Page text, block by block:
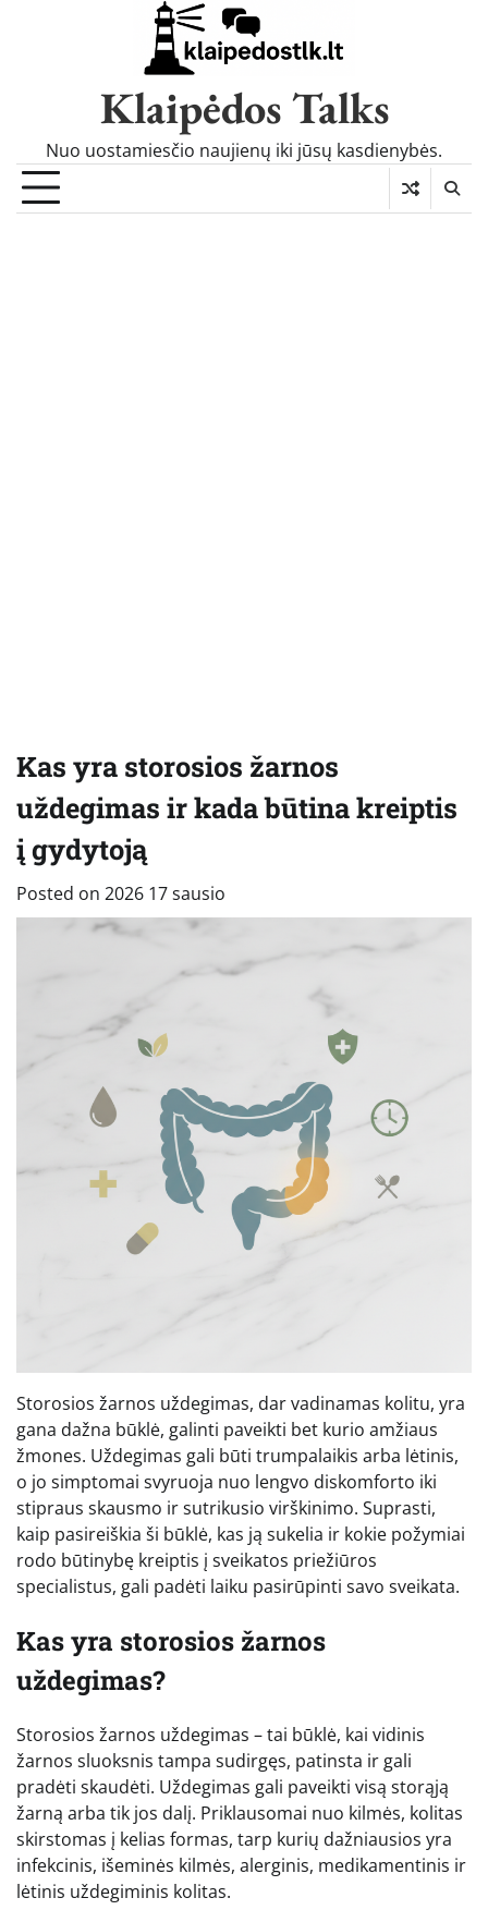
Klaipėdos Talks
Nuo uostamiesčio naujienų iki jūsų kasdienybės.
Kas yra storosios žarnos
uždegimas ir kada būtina kreiptis
į gydytoją
Posted on 2026 17 sausio
Storosios žarnos uždegimas, dar vadinamas kolitu, yra
gana dažna būklė, galinti paveikti bet kurio amžiaus
žmones. Uždegimas gali būti trumpalaikis arba lėtinis,
o jo simptomai svyruoja nuo lengvo diskomforto iki
stipraus skausmo ir sutrikusio virškinimo. Suprasti,
kaip pasireiškia ši būklė, kas ją sukelia ir kokie požymiai
rodo būtinybę kreiptis į sveikatos priežiūros
specialistus, gali padėti laiku pasirūpinti savo sveikata.
Kas yra storosios žarnos
uždegimas?
Storosios žarnos uždegimas – tai būklė, kai vidinis
žarnos sluoksnis tampa sudirgęs, patinsta ir gali
pradėti skaudėti. Uždegimas gali paveikti visą storąją
žarną arba tik jos dalį. Priklausomai nuo kilmės, kolitas
skirstomas į kelias formas, tarp kurių dažniausios yra
infekcinis, išeminės kilmės, alerginis, medikamentinis ir
lėtinis uždegiminis kolitas.